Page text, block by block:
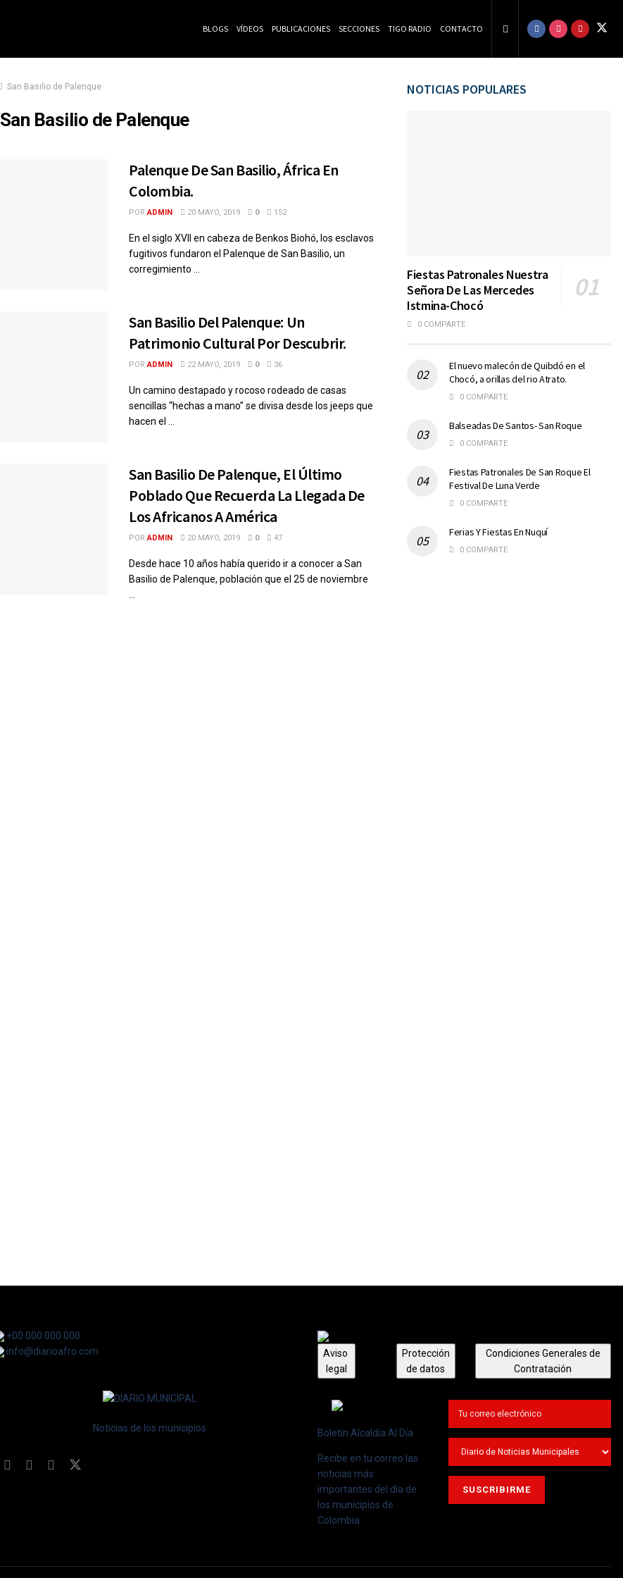
BLOGS VÍDEOS PUBLICACIONES SECCIONES TIGO RADIO CONTACTO
San Basilio de Palenque
San Basilio de Palenque
Palenque De San Basilio, África En
Colombia.
POR ADMIN 20 MAYO, 2019 0 152
En el siglo XVII en cabeza de Benkos Biohó, los esclavos
fugitivos fundaron el Palenque de San Basilio, un
corregimiento ...
San Basilio Del Palenque: Un
Patrimonio Cultural Por Descubrir.
POR ADMIN 22 MAYO, 2019 0 36
Un camino destapado y rocoso rodeado de casas
sencillas “hechas a mano” se divisa desde los jeeps que
hacen el ...
San Basilio De Palenque, El Último
Poblado Que Recuerda La Llegada De
Los Africanos A América
POR ADMIN 20 MAYO, 2019 0 47
Desde hace 10 años había querido ir a conocer a San
Basilio de Palenque, población que el 25 de noviembre
NOTICIAS POPULARES
Fiestas Patronales Nuestra
Señora De Las Mercedes
Istmina-Chocó
0 COMPARTE
El nuevo malecón de Quibdó en el
Chocó, a orillas del rio Atrato.
0 COMPARTE
Balseadas De Santos- San Roque
0 COMPARTE
Fiestas Patronales De San Roque El
Festival De Luna Verde
0 COMPARTE
Ferias Y Fiestas En Nuquí
0 COMPARTE
+00 000 000 000
info@diarioafro.com
Noticias de los municipios
Aviso
legal
Protección
de datos
Condiciones Generales de
Contratación
Boletín Alcaldía Al Día
Recibe en tu correo las
noticias más
importantes del día de
los municipios de
Colombia.